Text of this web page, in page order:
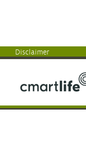
Disclaimer